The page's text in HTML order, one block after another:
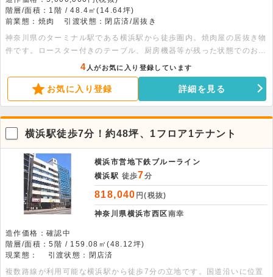
階層/面積：1階 / 48.4㎡(14.64坪)
前業態：焼肉
引渡状態：閉店済/居抜き
神奈川県のターミナル駅である横浜駅から徒歩圏内。焼肉屋の居抜き物
件です。ロースター付きのテーブル、厨房機器等が残った状態でのお渡
しとなるため、現テナントと近しい業態であればすぐに出店が可能で
す。周辺はカフェ・居酒屋・中華等、多くの飲食店が出店しておりま
す。物件周辺には企業や住宅等も多くあるため、ビジネスマンや近隣住
民からの需要があるエリアです。人気エリアのため、お早めにお問い合
わせください。 ※面積には増築部分（1.56坪）を含みます。
4 人がお気に入り登録しています
お気に入り登録 詳細を見る
横浜駅徒歩7分！約48坪、1フロア1テナント
横浜市営地下鉄ブルーライン
横浜駅 徒歩7分
818,040 円(税抜)
神奈川県横浜市西区南幸
造作価格：確認中
階層/面積：5階 / 159.08㎡(48.12坪)
現業態：
引渡状態：閉店済
複数路線が利用可能な横浜駅から徒歩7分の立地です。国道沿いに位置